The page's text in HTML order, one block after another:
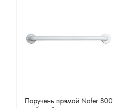
Поручень прямой Nofer 800